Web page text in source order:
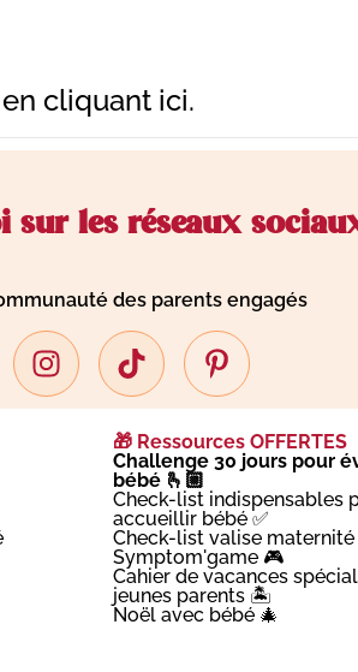
en cliquant ici.
sur les réseaux
des parents engagés
🎁 Ressources OFFERTES
Challenge 30 jours pour
bébé 🫰🏼
Check-list indispensables
accueillir bébé ✅
Check-list valise maternité
Symptom'game 🎮
Cahier de vacances spécial
jeunes parents 🏝️
Noël avec bébé 🎄